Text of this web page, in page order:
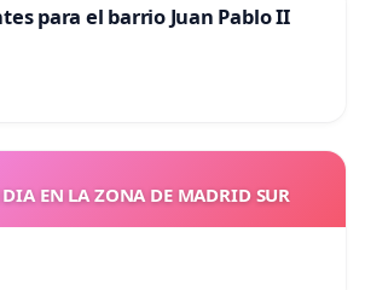
para el barrio Juan Pablo II
EN LA ZONA DE MADRID SUR